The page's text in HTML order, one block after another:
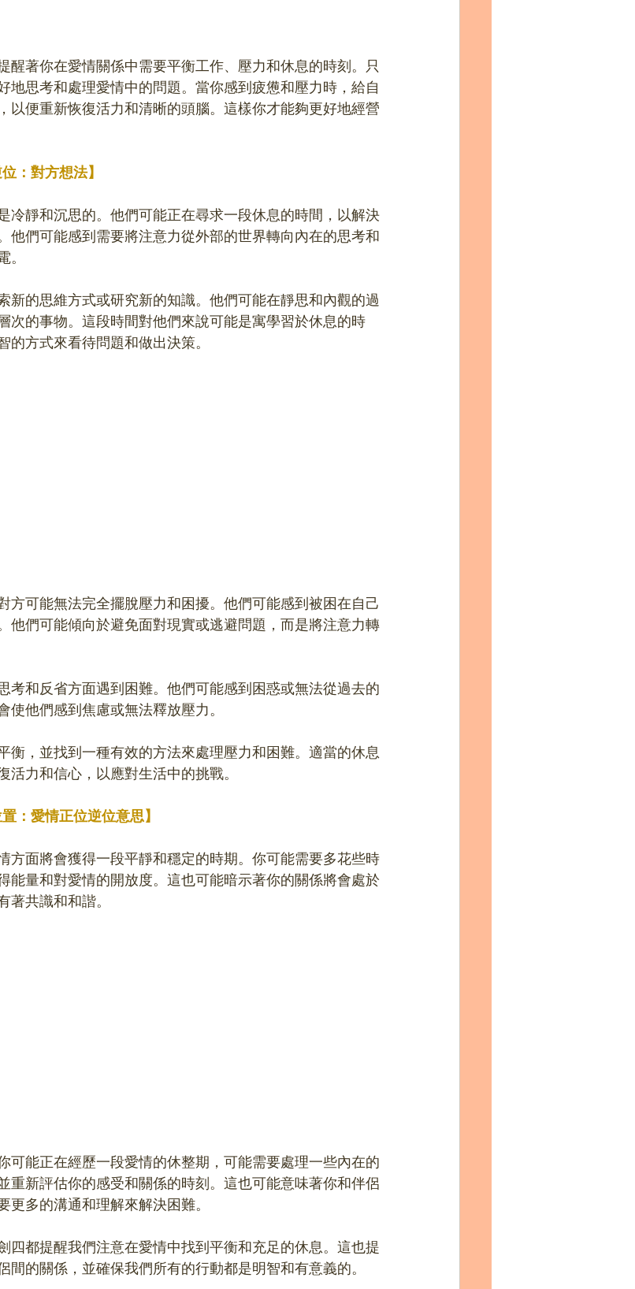
醒著你在愛情關係中需要平衡工作、壓力和休息的時刻。只
地思考和處理愛情中的問題。當你感到疲憊和壓力時，給自
以便重新恢復活力和清晰的頭腦。這樣你才能夠更好地經營
：對方想法】
冷靜和沉思的。他們可能正在尋求一段休息的時間，以解決
他們可能感到需要將注意力從外部的世界轉向內在的思考和
新的思維方式或研究新的知識。他們可能在靜思和內觀的過
次的事物。這段時間對他們來說可能是寓學習於休息的時
方式來看待問題和做出決策。
方可能無法完全擺脫壓力和困擾。他們可能感到被困在自己
他們可能傾向於避免面對現實或逃避問題，而是將注意力轉
考和反省方面遇到困難。他們可能感到困惑或無法從過去的
他們感到焦慮或無法釋放壓力。
衡，並找到一種有效的方法來處理壓力和困難。適當的休息
力和信心，以應對生活中的挑戰。
：愛情正位逆位意思】
方面將會獲得一段平靜和穩定的時期。你可能需要多花些時
能量和對愛情的開放度。這也可能暗示著你的關係將會處於
共識和和諧。
可能正在經歷一段愛情的休整期，可能需要處理一些內在的
重新評估你的感受和關係的時刻。這也可能意味著你和伴侶
多的溝通和理解來解決困難。
四都提醒我們注意在愛情中找到平衡和充足的休息。這也提
的關係，並確保我們所有的行動都是明智和有意義的。